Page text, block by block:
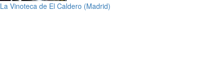
La Vinoteca de El Caldero (Madrid)